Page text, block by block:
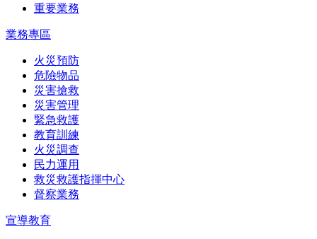
重要業務
業務專區
火災預防
危險物品
災害搶救
災害管理
緊急救護
教育訓練
火災調查
民力運用
救災救護指揮中心
督察業務
宣導教育